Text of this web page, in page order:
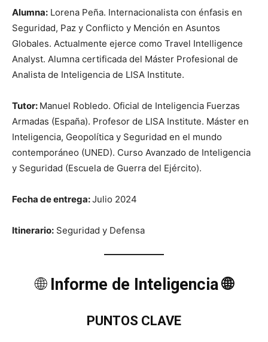
Alumna: Lorena Peña. Internacionalista con énfasis en
Seguridad, Paz y Conflicto y Mención en Asuntos
Globales. Actualmente ejerce como Travel Intelligence
Analyst. Alumna certificada del Máster Profesional de
Analista de Inteligencia de LISA Institute.
Tutor: Manuel Robledo. Oficial de Inteligencia Fuerzas
Armadas (España). Profesor de LISA Institute. Máster en
Inteligencia, Geopolítica y Seguridad en el mundo
contemporáneo (UNED). Curso Avanzado de Inteligencia
y Seguridad (Escuela de Guerra del Ejército).
Fecha de entrega:Julio 2024
Itinerario: Seguridad y Defensa
🌐 Informe de Inteligencia 🌐
PUNTOS CLAVE